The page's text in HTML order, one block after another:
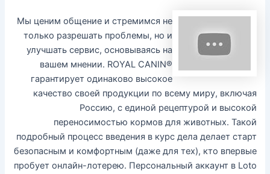
Мы ценим общение и стремимся не
только разрешать проблемы, но и
улучшать сервис, основываясь на
вашем мнении. ROYAL CANIN®
гарантирует одинаково высокое
качество своей продукции по всему миру, включая
Россию, с единой рецептурой и высокой
переносимостью кормов для животных. Такой
подробный процесс введения в курс дела делает старт
безопасным и комфортным (даже для тех), кто впервые
пробует онлайн-лотерею. Персональный аккаунт в Loto